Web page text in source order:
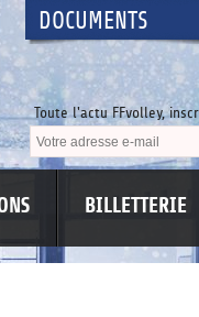
DOCUMENTS
Toute l'actu FFvolley,
BILLETTERIE